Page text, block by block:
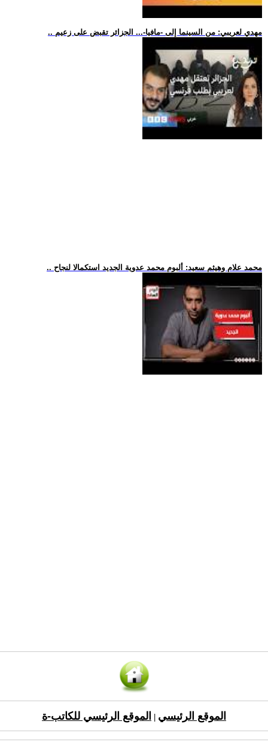
.. مهدي لعريبي: من السينما إلى -مافيا-... الجزائر تقبض على زعيم
.. محمد علام وهيثم سعيد: ألبوم محمد عدوية الجديد استكمالا لنجاح
الموقع الرئيسي الموقع الرئيسي للكاتب-ة